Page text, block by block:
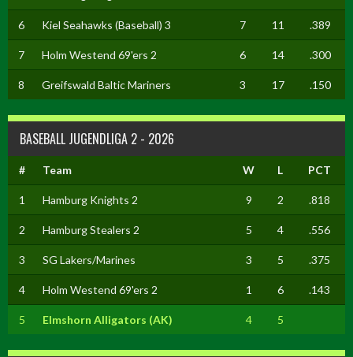
6 Kiel Seahawks (Baseball) 3 7 11 .389
7 Holm Westend 69'ers 2 6 14 .300
8 Greifswald Baltic Mariners 3 17 .150
BASEBALL JUGENDLIGA 2 - 2026
# Team W L PCT
1 Hamburg Knights 2 9 2 .818
2 Hamburg Stealers 2 5 4 .556
3 SG Lakers/Marines 3 5 .375
4 Holm Westend 69'ers 2 1 6 .143
5 Elmshorn Alligators (AK) 4 5